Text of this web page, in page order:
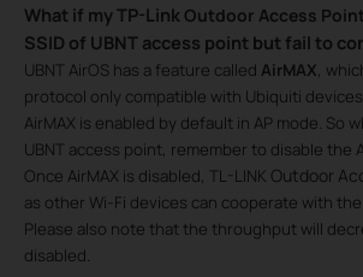
What if my TP-Link Outdoor Access
SSID of UBNT access point but fail to
UBNT AirOS has a feature called AirMAX,
protocol only compatible with Ubiquiti
AirMAX is enabled by default in AP mode. So
UBNT access point, remember to disable the
Once AirMAX is disabled, TL-LINK Outdoor
as other Wi-Fi devices can cooperate with
Please also note that the throughput will
disabled.